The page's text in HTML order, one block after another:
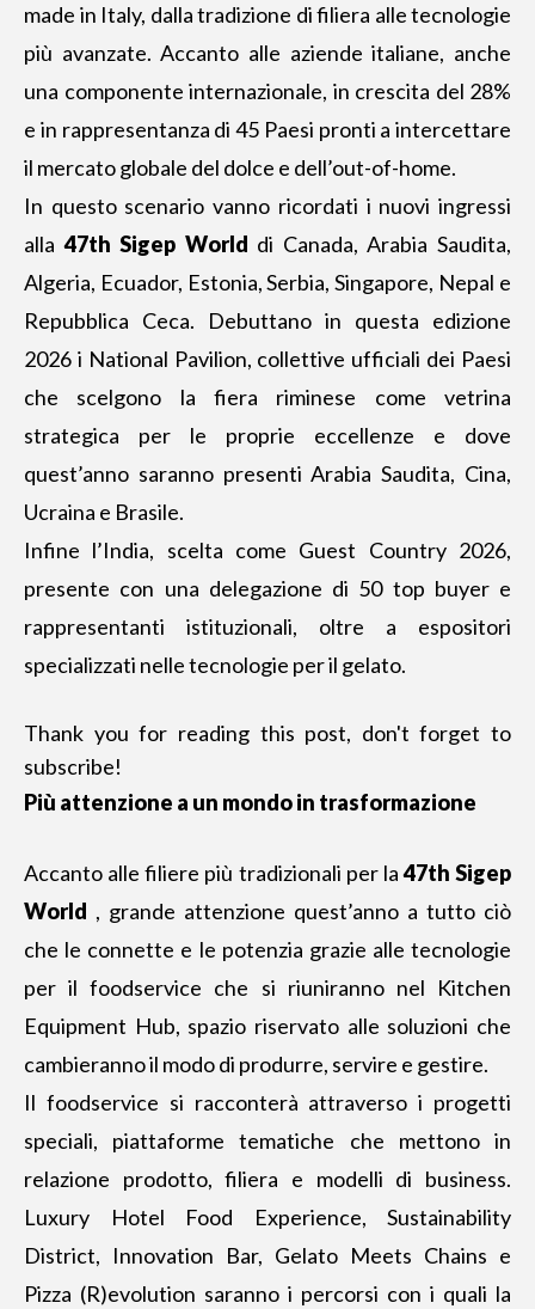
made in Italy, dalla tradizione di filiera alle tecnologie
più avanzate. Accanto alle aziende italiane, anche
una componente internazionale, in crescita del 28%
e in rappresentanza di 45 Paesi pronti a intercettare
il mercato globale del dolce e dell’out-of-home.
In questo scenario vanno ricordati i nuovi ingressi
alla47th Sigep World di Canada, Arabia Saudita,
Algeria, Ecuador, Estonia, Serbia, Singapore, Nepal e
Repubblica Ceca. Debuttano in questa edizione
2026 i National Pavilion, collettive ufficiali dei Paesi
che scelgono la fiera riminese come vetrina
strategica per le proprie eccellenze e dove
quest’anno saranno presenti Arabia Saudita, Cina,
Ucraina e Brasile.
Infine l’India, scelta come Guest Country 2026,
presente con una delegazione di 50 top buyer e
rappresentanti istituzionali, oltre a espositori
specializzati nelle tecnologie per il gelato.
Thank you for reading this post, don't forget to
subscribe!
Più attenzione a un mondo in trasformazione
Accanto alle filiere più tradizionali per la47th Sigep
World , grande attenzione quest’anno a tutto ciò
che le connette e le potenzia grazie alle tecnologie
per il foodservice che si riuniranno nel Kitchen
Equipment Hub, spazio riservato alle soluzioni che
cambieranno il modo di produrre, servire e gestire.
Il foodservice si racconterà attraverso i progetti
speciali, piattaforme tematiche che mettono in
relazione prodotto, filiera e modelli di business.
Luxury Hotel Food Experience, Sustainability
District, Innovation Bar, Gelato Meets Chains e
Pizza (R)evolution saranno i percorsi con i quali la